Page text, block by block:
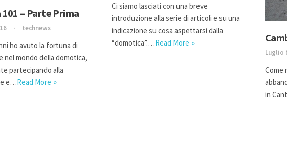
Ci siamo lasciati con una breve
introduzione alla serie di articoli e su una
indicazione su cosa aspettarsi dalla
“domotica”.…Read More
– Parte Prima
technews
ho avuto la fortuna di
nel mondo della domotica,
partecipando alla
e…Read More
Luglio
Come
in